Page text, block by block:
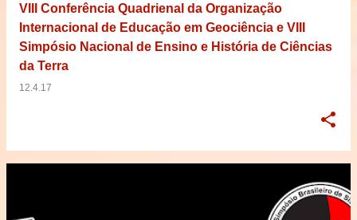
VIII Conferência Quadrienal da Organização
Internacional de Educação em Geociência e VIII
Simpósio Nacional de Ensino e História de Ciências
da Terra
12.4.17